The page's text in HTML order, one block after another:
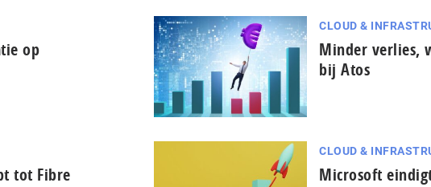
op
CLOUD &
Minder verlies,
bij Atos
tot Fibre
CLOUD &
Microsoft